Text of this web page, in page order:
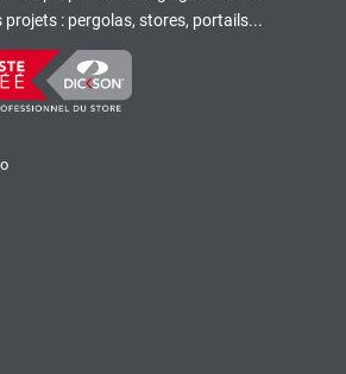
: pergolas, stores, portails...